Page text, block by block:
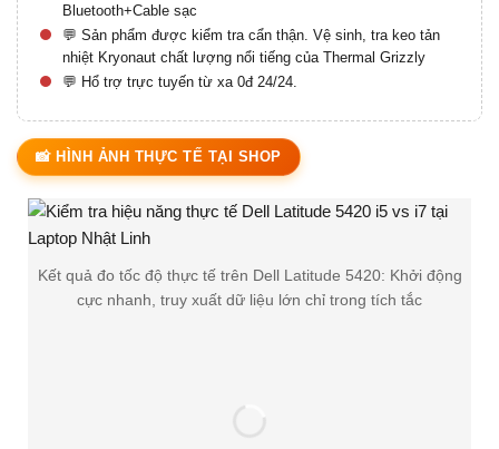
Laptop Cũ Theo Yêu
Cầu
Có32Sản phẩm
Laptop Dell Cũ
Có39Sản phẩm
Laptop Doanh Nhân
Có
22Sản phẩm
Bluetooth+Cable sạc
💬 Sản phẩm được kiểm tra cẩn thận. Vệ sinh, tra keo tản
nhiệt Kryonaut chất lượng nổi tiếng của Thermal Grizzly
💬 Hổ trợ trực tuyến từ xa 0đ 24/24.
📸 HÌNH ẢNH THỰC TẾ TẠI SHOP
Kết quả đo tốc độ thực tế trên Dell Latitude 5420: Khởi động
cực nhanh, truy xuất dữ liệu lớn chỉ trong tích tắc